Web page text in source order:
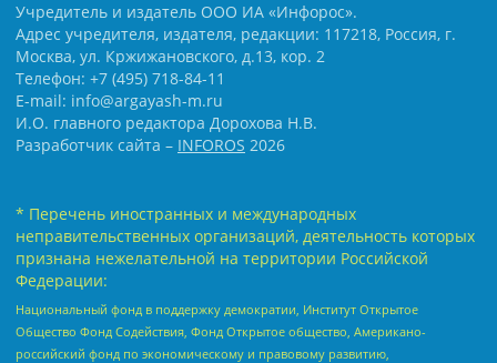
Учредитель и издатель ООО ИА «Инфорос».
Адрес учредителя, издателя, редакции: 117218, Россия, г.
Москва, ул. Кржижановского, д.13, кор. 2
Телефон: +7 (495) 718-84-11
E-mail: info@argayash-m.ru
И.О. главного редактора Дорохова Н.В.
Разработчик сайта – INFOROS 2026
* Перечень иностранных и международных
неправительственных организаций, деятельность которых
признана нежелательной на территории Российской
Федерации:
Национальный фонд в поддержку демократии, Институт Открытое
Общество Фонд Содействия, Фонд Открытое общество, Американо-
российский фонд по экономическому и правовому развитию,